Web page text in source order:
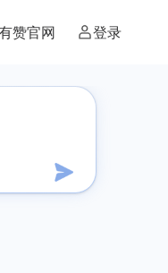
赞官网 登录